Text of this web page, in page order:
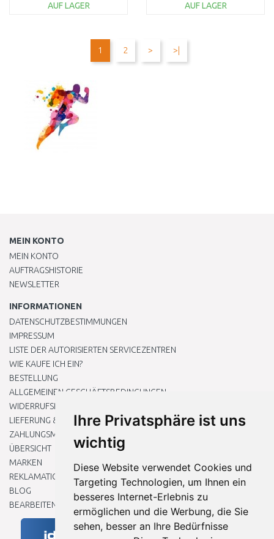
Ihre Privatsphäre ist uns
wichtig
Diese Website verwendet Cookies und
Targeting Technologien, um Ihnen ein
besseres Internet-Erlebnis zu
ermöglichen und die Werbung, die Sie
sehen, besser an Ihre Bedürfnisse
AUF LAGER
AUF LAGER
1 2 > >|
MEIN KONTO
MEIN KONTO
AUFTRAGSHISTORIE
NEWSLETTER
INFORMATIONEN
DATENSCHUTZBESTIMMUNGEN
IMPRESSUM
LISTE DER AUTORISIERTEN SERVICEZENTREN
WIE KAUFE ICH EIN?
BESTELLUNG
ALLGEMEINEN GESCHÄFTSBEDINGUNGEN
WIDERRUFSRECHT
LIEFERUNG & ZAHLUNG
ZAHLUNGSMETHODEN
ÜBERSICHT
MARKEN
REKLAMATIONEN UND RETOUREN
BLOG
BEARBEITEN SIE MEINE COOKIE-EINSTELLUNGEN